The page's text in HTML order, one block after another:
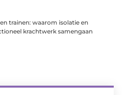
trainen: waarom isolatie en
krachtwerk samengaan